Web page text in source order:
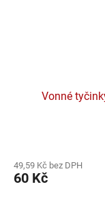
Vonné
49,59 Kč bez DPH
60 Kč